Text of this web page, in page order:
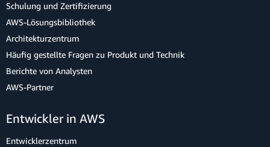
Schulung und Zertifizierung
AWS-Lösungsbibliothek
Architekturzentrum
Häufig gestellte Fragen zu Produkt und Technik
Berichte von Analysten
AWS-Partner
Entwickler in AWS
Entwicklerzentrum